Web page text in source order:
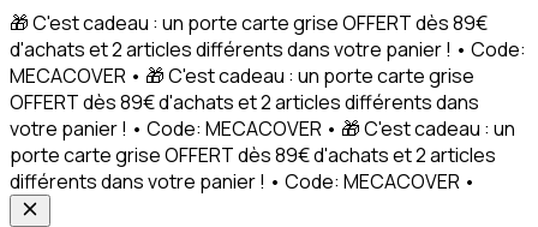
🎁 C'est cadeau : un porte carte grise OFFERT dès 89€
d'achats et 2 articles différents dans votre panier ! • Code:
MECACOVER • 🎁 C'est cadeau : un porte carte grise
OFFERT dès 89€ d'achats et 2 articles différents dans
votre panier ! • Code: MECACOVER • 🎁 C'est cadeau : un
porte carte grise OFFERT dès 89€ d'achats et 2 articles
différents dans votre panier ! • Code: MECACOVER •